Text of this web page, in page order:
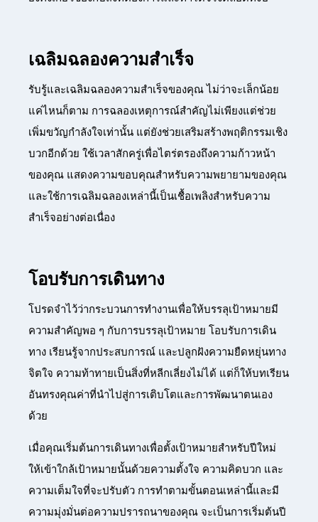
เฉลิมฉลองความสำเร็จ
รับรู้และเฉลิมฉลองความสำเร็จของคุณ ไม่ว่าจะเล็กน้อย
แค่ไหนก็ตาม การฉลองเหตุการณ์สำคัญไม่เพียงแต่ช่วย
เพิ่มขวัญกำลังใจเท่านั้น แต่ยังช่วยเสริมสร้างพฤติกรรมเชิง
บวกอีกด้วย ใช้เวลาสักครู่เพื่อไตร่ตรองถึงความก้าวหน้า
ของคุณ แสดงความขอบคุณสำหรับความพยายามของคุณ
และใช้การเฉลิมฉลองเหล่านี้เป็นเชื้อเพลิงสำหรับความ
สำเร็จอย่างต่อเนื่อง
โอบรับการเดินทาง
โปรดจำไว้ว่ากระบวนการทำงานเพื่อให้บรรลุเป้าหมายมี
ความสำคัญพอ ๆ กับการบรรลุเป้าหมาย โอบรับการเดิน
ทาง เรียนรู้จากประสบการณ์ และปลูกฝังความยืดหยุ่นทาง
จิตใจ ความท้าทายเป็นสิ่งที่หลีกเลี่ยงไม่ได้ แต่ก็ให้บทเรียน
อันทรงคุณค่าที่นำไปสู่การเติบโตและการพัฒนาตนเอง
ด้วย
เมื่อคุณเริ่มต้นการเดินทางเพื่อตั้งเป้าหมายสำหรับปีใหม่
ให้เข้าใกล้เป้าหมายนั้นด้วยความตั้งใจ ความคิดบวก และ
ความเต็มใจที่จะปรับตัว การทำตามขั้นตอนเหล่านี้และมี
ความมุ่งมั่นต่อความปรารถนาของคุณ จะเป็นการเริ่มต้นปี